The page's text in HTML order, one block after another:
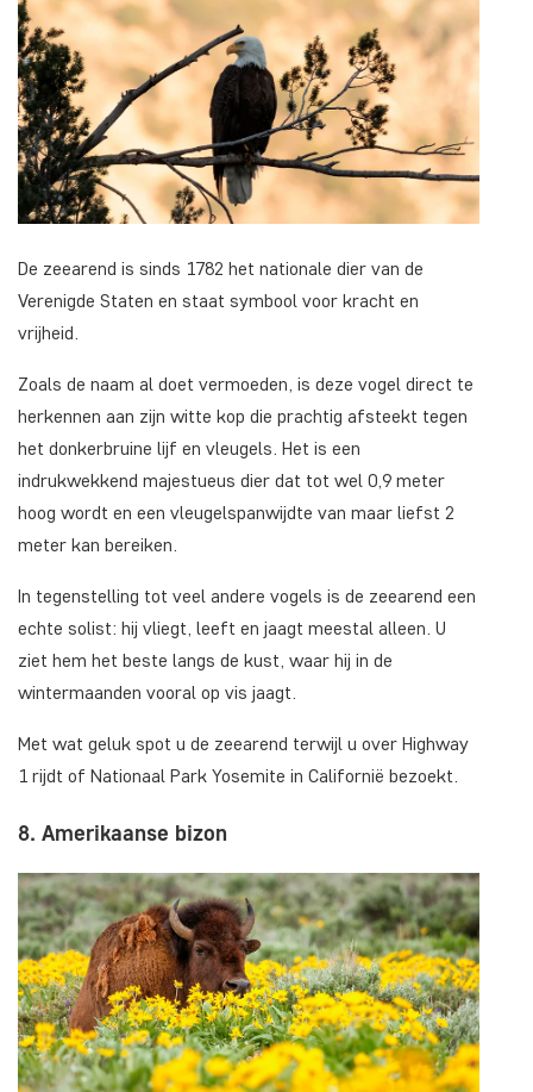
De zeearend is sinds 1782 het nationale dier van de
Verenigde Staten en staat symbool voor kracht en
vrijheid.
Zoals de naam al doet vermoeden, is deze vogel direct te
herkennen aan zijn witte kop die prachtig afsteekt tegen
het donkerbruine lijf en vleugels. Het is een
indrukwekkend majestueus dier dat tot wel 0,9 meter
hoog wordt en een vleugelspanwijdte van maar liefst 2
meter kan bereiken.
In tegenstelling tot veel andere vogels is de zeearend een
echte solist: hij vliegt, leeft en jaagt meestal alleen. U
ziet hem het beste langs de kust, waar hij in de
wintermaanden vooral op vis jaagt.
Met wat geluk spot u de zeearend terwijl u over Highway
1 rijdt of Nationaal Park Yosemite in Californië bezoekt.
8. Amerikaanse bizon